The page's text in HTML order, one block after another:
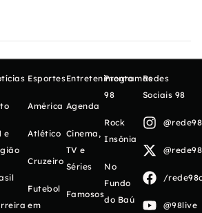
e
Esportes
América
Atlético
Cruzeiro
Futebol
em
Entretenimento
Agenda
Cinema,
TV e
Séries
Famosos
Programas
98
Rock
Insônia
No
Fundo
do Baú
Redes
Sociais 98
/
@98live